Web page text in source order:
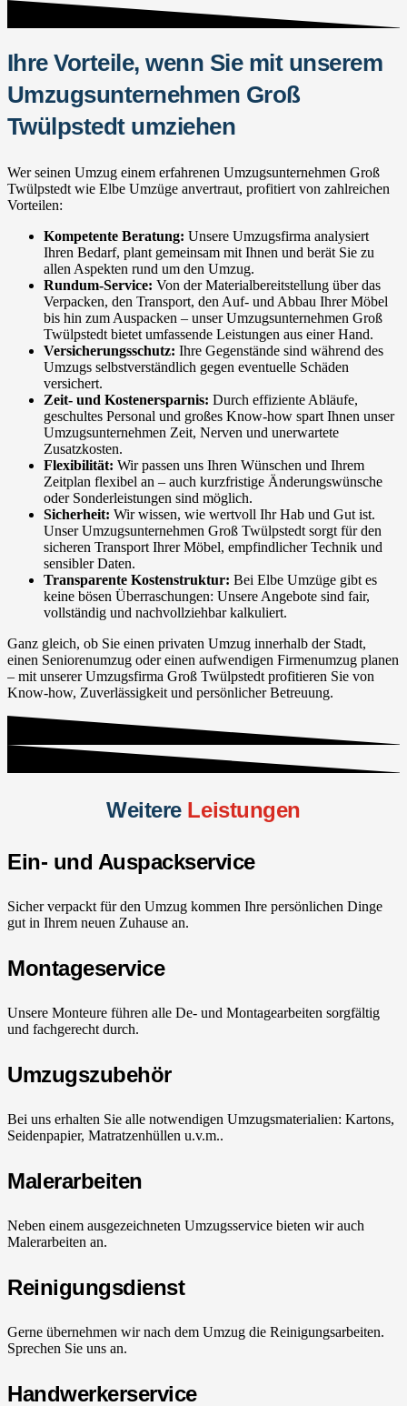
Ihre Vorteile, wenn Sie mit unserem
Umzugsunternehmen Groß
Twülpstedt umziehen
Wer seinen Umzug einem erfahrenen Umzugsunternehmen Groß
Twülpstedt wie Elbe Umzüge anvertraut, profitiert von zahlreichen
Vorteilen:
Kompetente Beratung: Unsere Umzugsfirma analysiert
Ihren Bedarf, plant gemeinsam mit Ihnen und berät Sie zu
allen Aspekten rund um den Umzug.
Rundum-Service: Von der Materialbereitstellung über das
Verpacken, den Transport, den Auf- und Abbau Ihrer Möbel
bis hin zum Auspacken – unser Umzugsunternehmen Groß
Twülpstedt bietet umfassende Leistungen aus einer Hand.
Versicherungsschutz: Ihre Gegenstände sind während des
Umzugs selbstverständlich gegen eventuelle Schäden
versichert.
Zeit- und Kostenersparnis: Durch effiziente Abläufe,
geschultes Personal und großes Know-how spart Ihnen unser
Umzugsunternehmen Zeit, Nerven und unerwartete
Zusatzkosten.
Flexibilität: Wir passen uns Ihren Wünschen und Ihrem
Zeitplan flexibel an – auch kurzfristige Änderungswünsche
oder Sonderleistungen sind möglich.
Sicherheit: Wir wissen, wie wertvoll Ihr Hab und Gut ist.
Unser Umzugsunternehmen Groß Twülpstedt sorgt für den
sicheren Transport Ihrer Möbel, empfindlicher Technik und
sensibler Daten.
Transparente Kostenstruktur: Bei Elbe Umzüge gibt es
keine bösen Überraschungen: Unsere Angebote sind fair,
vollständig und nachvollziehbar kalkuliert.
Ganz gleich, ob Sie einen privaten Umzug innerhalb der Stadt,
einen Seniorenumzug oder einen aufwendigen Firmenumzug planen
– mit unserer Umzugsfirma Groß Twülpstedt profitieren Sie von
Know-how, Zuverlässigkeit und persönlicher Betreuung.
Weitere Leistungen
Ein- und Auspackservice
Sicher verpackt für den Umzug kommen Ihre persönlichen Dinge
gut in Ihrem neuen Zuhause an.
Montageservice
Unsere Monteure führen alle De- und Montagearbeiten sorgfältig
und fachgerecht durch.
Umzugszubehör
Bei uns erhalten Sie alle notwendigen Umzugsmaterialien: Kartons,
Seidenpapier, Matratzenhüllen u.v.m..
Malerarbeiten
Neben einem ausgezeichneten Umzugsservice bieten wir auch
Malerarbeiten an.
Reinigungsdienst
Gerne übernehmen wir nach dem Umzug die Reinigungsarbeiten.
Sprechen Sie uns an.
Handwerkerservice